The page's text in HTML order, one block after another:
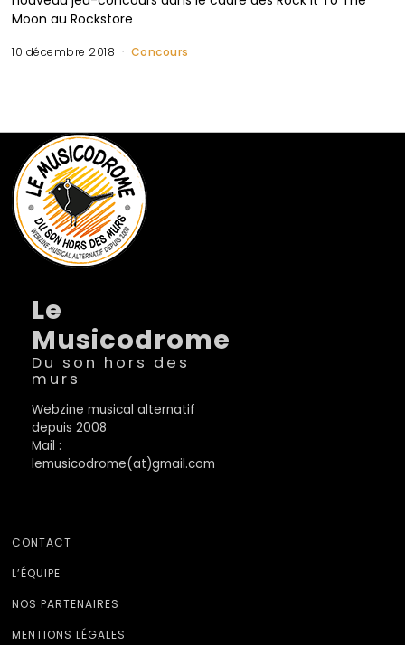
Moon au Rockstore
10 décembre 2018 Concours
Le
Musicodrome
Du son hors des
murs
Webzine musical alternatif
depuis 2008
Mail :
lemusicodrome(at)gmail.com
CONTACT
L’ÉQUIPE
NOS PARTENAIRES
MENTIONS LÉGALES